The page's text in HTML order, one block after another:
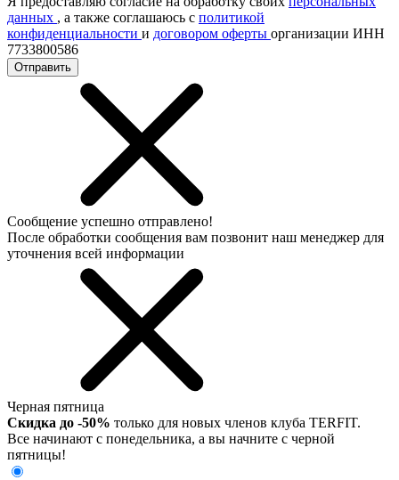
данных , а также соглашаюсь с политикой
конфиденциальности и договором оферты организации ИНН
7733800586
Отправить
Сообщение успешно отправлено!
После обработки сообщения вам позвонит наш менеджер для
уточнения всей информации
Черная пятница
Скидка до -50% только для новых членов клуба TERFIT.
Все начинают с понедельника, а вы начните с черной
пятницы!